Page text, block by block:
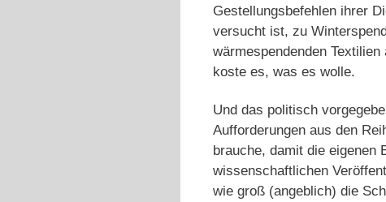
Gestellungsbefehlen ihrer
versucht ist, zu
wärmespendenden
koste es, was es wolle.
Und das politisch
Aufforderungen aus den
brauche, damit die eigenen
wissenschaftlichen
wie groß (angeblich) die